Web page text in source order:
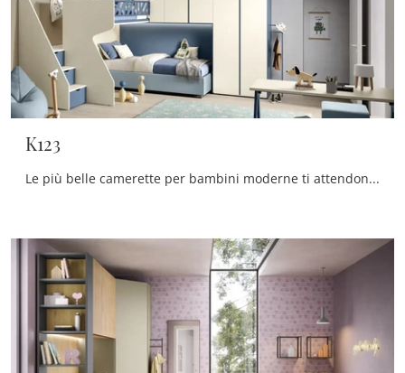
K123
Le più belle camerette per bambini moderne ti attendono! Scopri il modello K123 di Moretti Compact Camerette.